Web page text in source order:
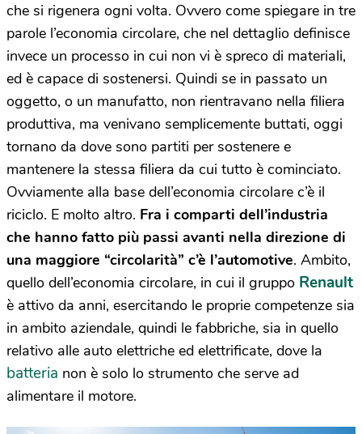
che si rigenera ogni volta. Ovvero come spiegare in tre
parole l’economia circolare, che nel dettaglio definisce
invece un processo in cui non vi è spreco di materiali,
ed è capace di sostenersi. Quindi se in passato un
oggetto, o un manufatto, non rientravano nella filiera
produttiva, ma venivano semplicemente buttati, oggi
tornano da dove sono partiti per sostenere e
mantenere la stessa filiera da cui tutto è cominciato.
Ovviamente alla base dell’economia circolare c’è il
riciclo. E molto altro. Fra i comparti dell’industria
che hanno fatto più passi avanti nella direzione di
una maggiore “circolarità” c’è l’automotive. Ambito,
quello dell’economia circolare, in cui il gruppo Renault
è attivo da anni, esercitando le proprie competenze sia
in ambito aziendale, quindi le fabbriche, sia in quello
relativo alle auto elettriche ed elettrificate, dove la
batteria non è solo lo strumento che serve ad
alimentare il motore.